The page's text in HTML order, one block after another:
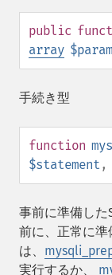
public
array
手続き型
function
$statement ,
事前に準備した
前に、正常に
は、
実行するか、